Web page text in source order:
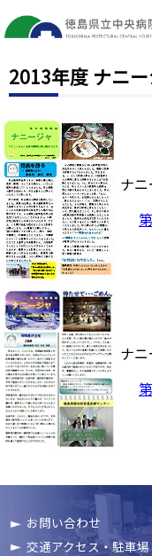
2013年度 ナニー
ナ
ナ
お問い合わせ
交通アクセス・駐車場